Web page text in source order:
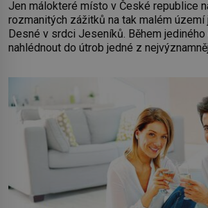
Jen málokteré místo v České republice
rozmanitých zážitků na tak malém území
Desné v srdci Jeseníků. Během
nahlédnout do útrob jedné z
koloběžce a den zakončit poznáváním